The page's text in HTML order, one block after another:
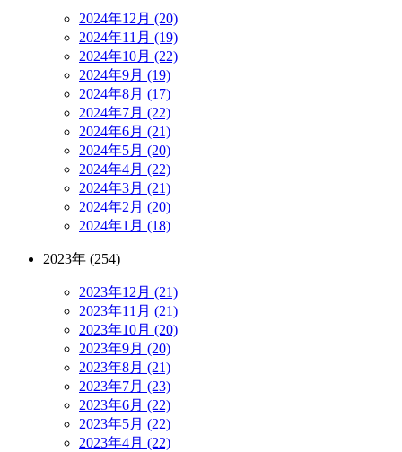
2024年12月 (20)
2024年11月 (19)
2024年10月 (22)
2024年9月 (19)
2024年8月 (17)
2024年7月 (22)
2024年6月 (21)
2024年5月 (20)
2024年4月 (22)
2024年3月 (21)
2024年2月 (20)
2024年1月 (18)
2023年 (254)
2023年12月 (21)
2023年11月 (21)
2023年10月 (20)
2023年9月 (20)
2023年8月 (21)
2023年7月 (23)
2023年6月 (22)
2023年5月 (22)
2023年4月 (22)